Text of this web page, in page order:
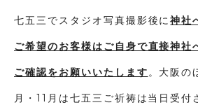
七五三でスタジオ写真撮影後に神社
ご希望のお客様はご自身で直接神社
ご確認をお願いいたします。大阪の
月・11月は七五三ご祈祷は当日受付